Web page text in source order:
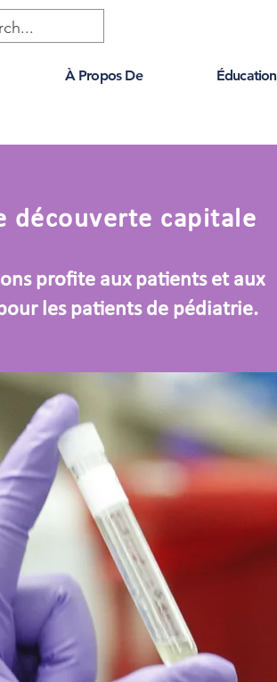
À Propos De Éducation
découverte capitale
profite aux patients et aux
les patients de pédiatrie.